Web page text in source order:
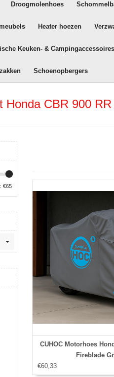
Droogmolenhoes
Heater hoezen
Keuken- & Campingaccessoires
Schoenopbergers
Honda CBR 900
CUHOC Motorhoes
Fireblade
€60,33
€65